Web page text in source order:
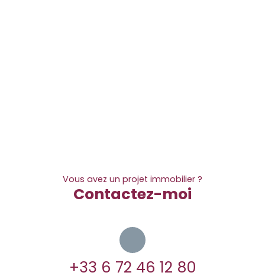
Vous avez un projet immobilier ?
Contactez-moi
+33 6 72 46 12 80